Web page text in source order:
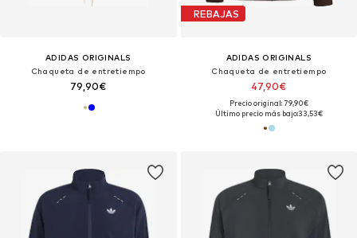
ADIDAS ORIGINALS
Chaqueta de entretiempo
79,90€
REBAJAS
ADIDAS ORIGINALS
Chaqueta de entretiempo
47,90€
Precio original: 79,90€
Último precio más bajo:33,53€